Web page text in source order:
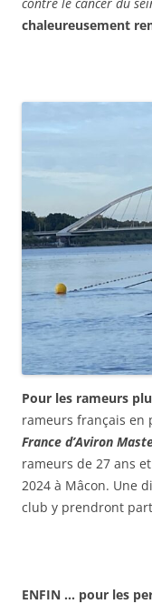
chaleureusement
Pour les rameurs
rameurs français en
France d’Aviron
rameurs de 27 ans
2024 à Mâcon. Une
club y prendront
ENFIN … pour les